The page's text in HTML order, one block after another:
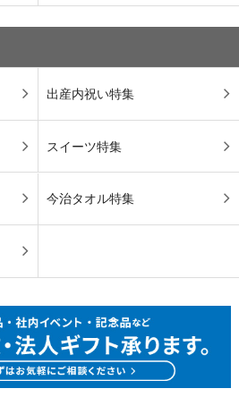
出産内祝い特集
スイーツ特集
今治タオル特集